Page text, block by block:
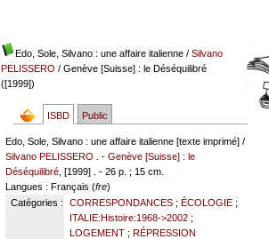
Edo, Sole, Silvano : une affaire italienne/ Silvano
PELISSERO / Genève [Suisse] : le Déséquilibré
([1999])
ISBD Public
Edo, Sole, Silvano : une affaire italienne [texte imprimé] /
Silvano PELISSERO
. -Genève [Suisse] : le
Déséquilibré , [1999] . - 26 p. ; 15 cm.
Langues : Français (fre)
Catégories :
CORRESPONDANCES; ÉCOLOGIE;
ITALIE:Histoire:1968->2002;
LOGEMENT; RÉPRESSION